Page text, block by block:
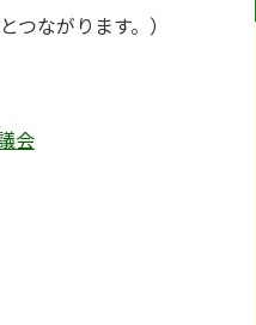
ながります。）
会